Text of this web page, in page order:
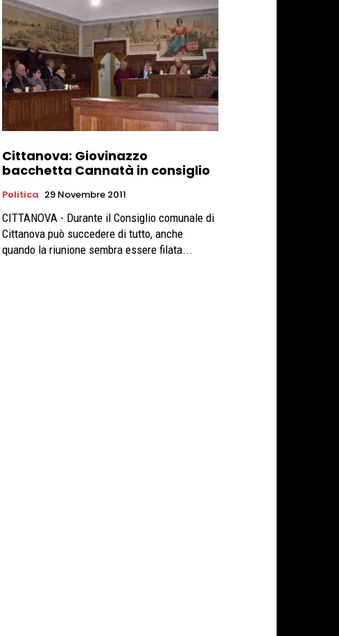
Cittanova: Giovinazzo
bacchetta Cannatà in consiglio
Politica 29 Novembre 2011
CITTANOVA - Durante il Consiglio comunale di
Cittanova può succedere di tutto, anche
quando la riunione sembra essere filata...